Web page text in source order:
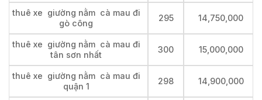
thuê xe giường nằm cà mau đi
gò công
295 14,750,000
thuê xe giường nằm cà mau đi
tân sơn nhất
300 15,000,000
thuê xe giường nằm cà mau đi
quận 1
298 14,900,000